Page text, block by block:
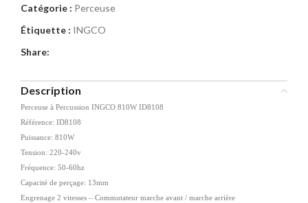
Catégorie : Perceuse
Étiquette : INGCO
Share:
Description
Perceuse à Percussion INGCO 810W ID8108
Référence: ID8108
Puissance: 810W
Tension: 220-240v
Fréquence: 50-60hz
Capacité de perçage: 13mm
Engrenage 2 vitesses – Commutateur marche avant / marche arrière